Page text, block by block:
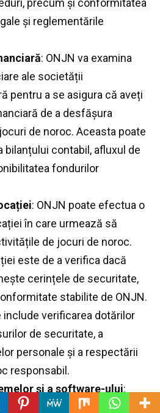
precum și conformitatea
și reglementările
: ONJN va examina
ale societății
pentru a se asigura că aveți
de a desfășura
de noroc. Aceasta poate
bilanțului contabil, afluxul de
fondurilor
: ONJN poate efectua o
în care urmează să
de jocuri de noroc.
este de a verifica dacă
cerințele de securitate,
stabilite de ONJN.
include verificarea dotărilor
de securitate, a
personale și a respectării
responsabil.
și a software-ului:
dumneavoastră implică